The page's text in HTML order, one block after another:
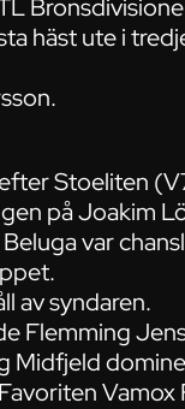
häst ute i
Stoeliten
på Joakim
var
av syndaren.
Flemming
Midfjeld